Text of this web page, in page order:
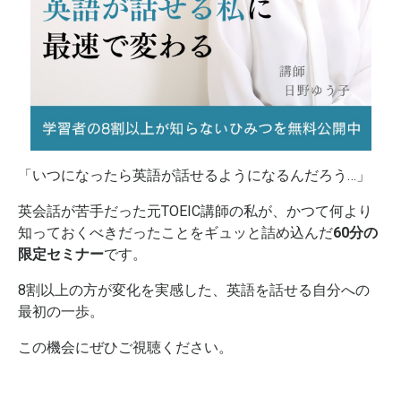
「いつになったら英語が話せるようになるんだろう…」
英会話が苦手だった元TOEIC講師の私が、かつて何より
知っておくべきだったことをギュッと詰め込んだ60分の
限定セミナーです。
8割以上の方が変化を実感した、英語を話せる自分への
最初の一歩。
この機会にぜひご視聴ください。